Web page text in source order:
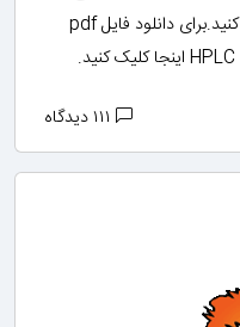
شوید.برای دانلود این کلیپ اینجا کلیک کنید.برای دانلود فایل pdf